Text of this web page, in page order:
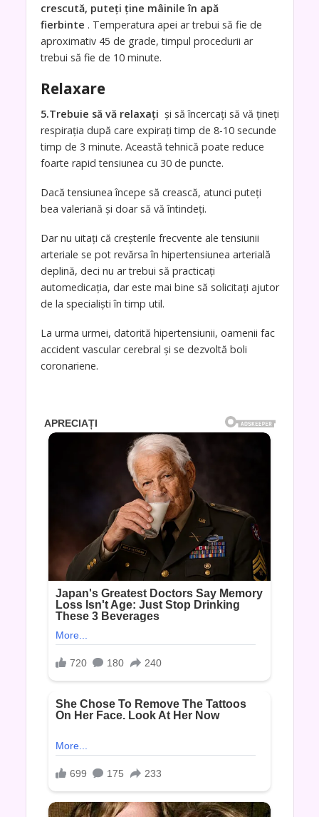
crescută, puteți ține mâinile în apă
fierbinte . Temperatura apei ar trebui să fie de
aproximativ 45 de grade, timpul procedurii ar
trebui să fie de 10 minute.
Relaxare
5.Trebuie să vă relaxați și să încercați să vă țineți
respirația după care expirați timp de 8-10 secunde
timp de 3 minute. Această tehnică poate reduce
foarte rapid tensiunea cu 30 de puncte.
Dacă tensiunea începe să crească, atunci puteți
bea valeriană și doar să vă întindeți.
Dar nu uitați că creșterile frecvente ale tensiunii
arteriale se pot revărsa în hipertensiunea arterială
deplină, deci nu ar trebui să practicați
automedicația, dar este mai bine să solicitați ajutor
de la specialiști în timp util.
La urma urmei, datorită hipertensiunii, oamenii fac
accident vascular cerebral și se dezvoltă boli
coronariene.